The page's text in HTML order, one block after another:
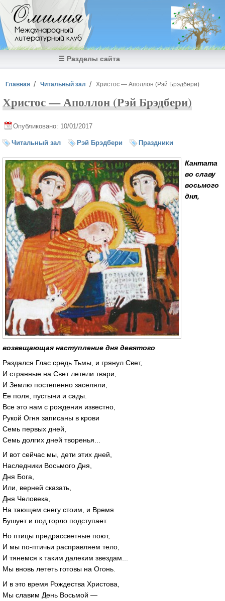
Перейти к основному содержанию
Омилия
Международный
литературный клуб
☰ Разделы сайта
Вы здесь
Главная Читальный зал Христос — Аполлон (Рэй Брэдбери)
Христос — Аполлон (Рэй Брэдбери)
Опубликовано: 10/01/2017
Читальный зал Рэй Брэдбери Праздники
Кантата
во славу
восьмого
дня,
возвещающая наступление дня девятого
Раздался Глас средь Тьмы, и грянул Свет,
И странные на Свет летели твари,
И Землю постепенно заселяли,
Ее поля, пустыни и сады.
Все это нам с рождения известно,
Рукой Огня записаны в крови
Семь первых дней,
Семь долгих дней творенья...
И вот сейчас мы, дети этих дней,
Наследники Восьмого Дня,
Дня Бога,
Или, верней сказать,
Дня Человека,
На тающем снегу стоим, и Время
Бушует и под горло подступает.
Но птицы предрассветные поют,
И мы по-птичьи расправляем тело,
И тянемся к таким далеким звездам...
Мы вновь лететь готовы на Огонь.
И в это время Рождества Христова,
Мы славим День Восьмой —